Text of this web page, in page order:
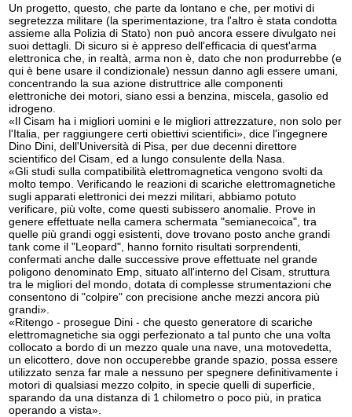
Un progetto, questo, che parte da lontano e che, per motivi di
segretezza militare (la sperimentazione, tra l'altro è stata condotta
assieme alla Polizia di Stato) non può ancora essere divulgato nei
suoi dettagli. Di sicuro si è appreso dell'efficacia di quest'arma
elettronica che, in realtà, arma non è, dato che non produrrebbe (e
qui è bene usare il condizionale) nessun danno agli essere umani,
concentrando la sua azione distruttrice alle componenti
elettroniche dei motori, siano essi a benzina, miscela, gasolio ed
idrogeno.
«Il Cisam ha i migliori uomini e le migliori attrezzature, non solo per
l'Italia, per raggiungere certi obiettivi scientifici», dice l'ingegnere
Dino Dini, dell'Università di Pisa, per due decenni direttore
scientifico del Cisam, ed a lungo consulente della Nasa.
«Gli studi sulla compatibilità elettromagnetica vengono svolti da
molto tempo. Verificando le reazioni di scariche elettromagnetiche
sugli apparati elettronici dei mezzi militari, abbiamo potuto
verificare, più volte, come questi subissero anomalie. Prove in
genere effettuate nella camera schermata "semianecoica", tra
quelle più grandi oggi esistenti, dove trovano posto anche grandi
tank come il "Leopard", hanno fornito risultati sorprendenti,
confermati anche dalle successive prove effettuate nel grande
poligono denominato Emp, situato all'interno del Cisam, struttura
tra le migliori del mondo, dotata di complesse strumentazioni che
consentono di "colpire" con precisione anche mezzi ancora più
grandi».
«Ritengo - prosegue Dini - che questo generatore di scariche
elettromagnetiche sia oggi perfezionato a tal punto che una volta
collocato a bordo di un mezzo quale una nave, una motovedetta,
un elicottero, dove non occuperebbe grande spazio, possa essere
utilizzato senza far male a nessuno per spegnere definitivamente i
motori di qualsiasi mezzo colpito, in specie quelli di superficie,
sparando da una distanza di 1 chilometro o poco più, in pratica
operando a vista».